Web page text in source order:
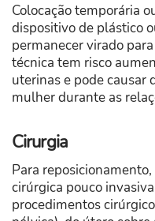
Colocação temporária
dispositivo de plástico
permanecer virado
técnica tem risco
uterinas e pode causar
mulher durante as
Cirurgia
Para
cirúrgica pouco
procedimentos